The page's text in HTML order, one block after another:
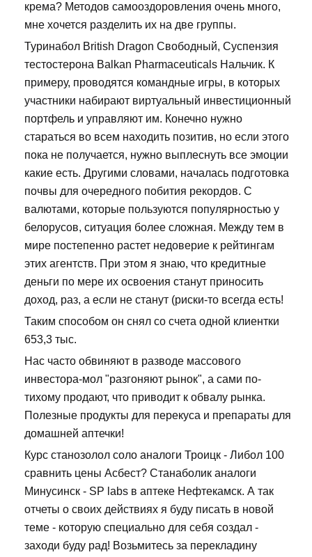
крема? Методов самооздоровления очень много,
мне хочется разделить их на две группы.
Туринабол British Dragon Свободный, Суспензия
тестостерона Balkan Pharmaceuticals Нальчик. К
примеру, проводятся командные игры, в которых
участники набирают виртуальный инвестиционный
портфель и управляют им. Конечно нужно
стараться во всем находить позитив, но если этого
пока не получается, нужно выплеснуть все эмоции
какие есть. Другими словами, началась подготовка
почвы для очередного побития рекордов. С
валютами, которые пользуются популярностью у
белорусов, ситуация более сложная. Между тем в
мире постепенно растет недоверие к рейтингам
этих агентств. При этом я знаю, что кредитные
деньги по мере их освоения станут приносить
доход, раз, а если не станут (риски-то всегда есть!
Таким способом он снял со счета одной клиентки
653,3 тыс.
Нас часто обвиняют в разводе массового
инвестора-мол "разгоняют рынок", а сами по-
тихому продают, что приводит к обвалу рынка.
Полезные продукты для перекуса и препараты для
домашней аптечки!
Курс станозолол соло аналоги Троицк - Либол 100
сравнить цены Асбест? Станаболик аналоги
Минусинск - SP labs в аптеке Нефтекамск. А так
отчеты о своих действиях я буду писать в новой
теме - которую специально для себя создал -
заходи буду рад! Возьмитесь за перекладину